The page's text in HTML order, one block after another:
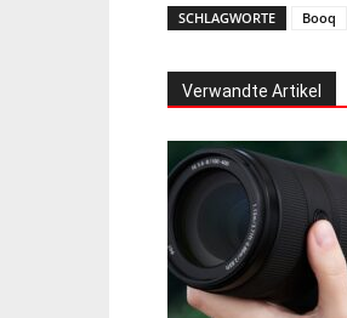
SCHLAGWORTE Booq
Verwandte Artikel